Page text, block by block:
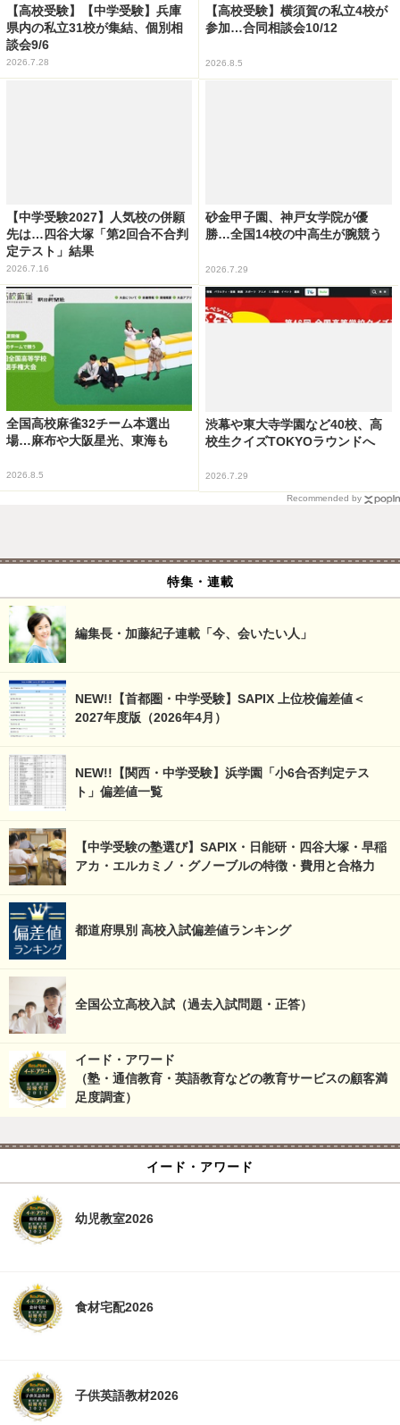
【高校受験】【中学受験】兵庫
県内の私立31校が集結、個別相
談会9/6
2026.7.28
【高校受験】横須賀の私立4校が
参加…合同相談会10/12
2026.8.5
【中学受験2027】人気校の併願
先は…四谷大塚「第2回合不合判
定テスト」結果
2026.7.16
砂金甲子園、神戸女学院が優
勝…全国14校の中高生が腕競う
2026.7.29
全国高校麻雀32チーム本選出
場…麻布や大阪星光、東海も
2026.8.5
渋幕や東大寺学園など40校、高
校生クイズTOKYOラウンドへ
2026.7.29
Recommended by
特集・連載
編集長・加藤紀子連載「今、会いたい人」
NEW!!【首都圏・中学受験】SAPIX 上位校偏差値＜
2027年度版（2026年4月）
NEW!!【関西・中学受験】浜学園「小6合否判定テス
ト」偏差値一覧
【中学受験の塾選び】SAPIX・日能研・四谷大塚・早稲
アカ・エルカミノ・グノーブルの特徴・費用と合格力
都道府県別 高校入試偏差値ランキング
全国公立高校入試（過去入試問題・正答）
イード・アワード
（塾・通信教育・英語教育などの教育サービスの顧客満
足度調査）
イード・アワード
幼児教室2026
食材宅配2026
子供英語教材2026